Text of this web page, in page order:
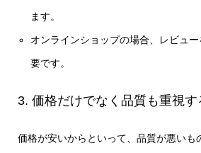
ます。
オンラインショップの場合、レビュ
要です。
3. 価格だけでなく品質も重視す
価格が安いからといって、品質が悪いも